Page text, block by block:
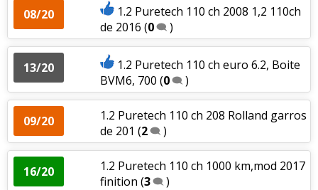
08/20
1.2 Puretech 110 ch 2008 1,2 110ch
de 2016 (0 )
13/20
1.2 Puretech 110 ch euro 6.2, Boite
BVM6, 700 (0 )
09/20
1.2 Puretech 110 ch 208 Rolland garros
de 201 (2 )
16/20
1.2 Puretech 110 ch 1000 km,mod 2017
finition (3 )